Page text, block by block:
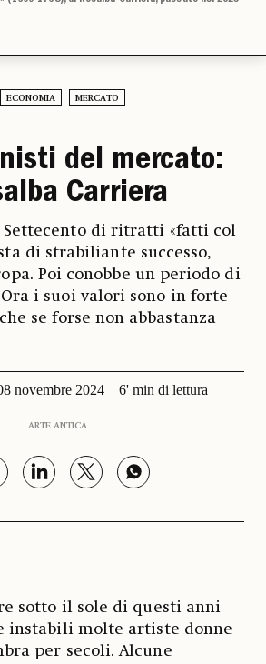
ECONOMIA MERCATO
del mercato:
Carriera
Settecento di ritratti «fatti col
di strabiliante successo,
Poi conobbe un periodo di
i suoi valori sono in forte
se forse non abbastanza
novembre 2024 6' min di lettura
ARTE ANTICA
sotto il sole di questi anni
instabili molte artiste donne
per secoli. Alcune